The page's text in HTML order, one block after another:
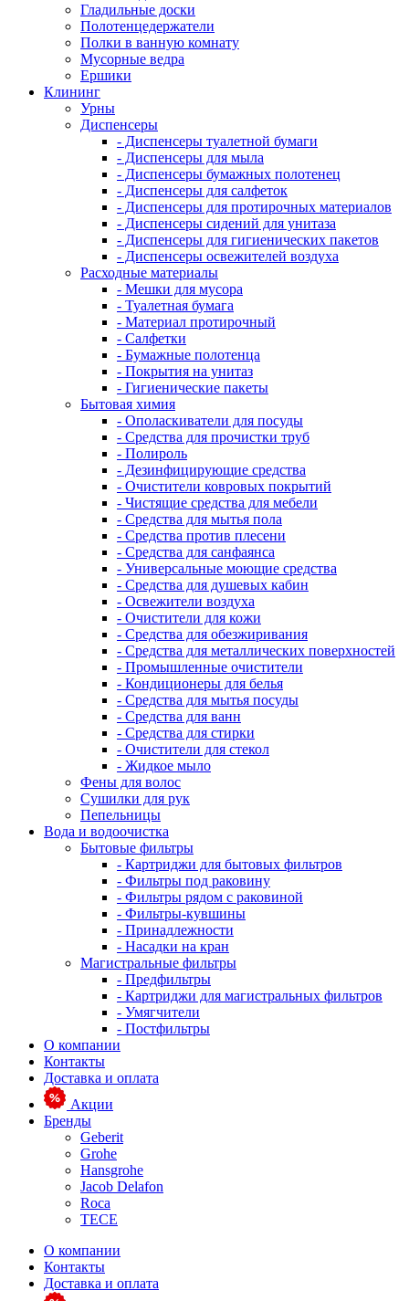
Гладильные доски
Полотенцедержатели
Полки в ванную комнату
Мусорные ведра
Ершики
Клининг
Урны
Диспенсеры
- Диспенсеры туалетной бумаги
- Диспенсеры для мыла
- Диспенсеры бумажных полотенец
- Диспенсеры для салфеток
- Диспенсеры для протирочных материалов
- Диспенсеры сидений для унитаза
- Диспенсеры для гигиенических пакетов
- Диспенсеры освежителей воздуха
Расходные материалы
- Мешки для мусора
- Туалетная бумага
- Материал протирочный
- Салфетки
- Бумажные полотенца
- Покрытия на унитаз
- Гигиенические пакеты
Бытовая химия
- Ополаскиватели для посуды
- Средства для прочистки труб
- Полироль
- Дезинфицирующие средства
- Очистители ковровых покрытий
- Чистящие средства для мебели
- Средства для мытья пола
- Средства против плесени
- Средства для санфаянса
- Универсальные моющие средства
- Средства для душевых кабин
- Освежители воздуха
- Очистители для кожи
- Средства для обезжиривания
- Средства для металлических поверхностей
- Промышленные очистители
- Кондиционеры для белья
- Средства для мытья посуды
- Средства для ванн
- Средства для стирки
- Очистители для стекол
- Жидкое мыло
Фены для волос
Сушилки для рук
Пепельницы
Вода и водоочистка
Бытовые фильтры
- Картриджи для бытовых фильтров
- Фильтры под раковину
- Фильтры рядом с раковиной
- Фильтры-кувшины
- Принадлежности
- Насадки на кран
Магистральные фильтры
- Предфильтры
- Картриджи для магистральных фильтров
- Умягчители
- Постфильтры
О компании
Контакты
Доставка и оплата
Акции
Бренды
Geberit
Grohe
Hansgrohe
Jacob Delafon
Roca
TECE
О компании
Контакты
Доставка и оплата